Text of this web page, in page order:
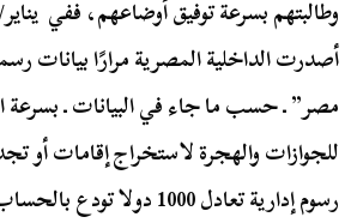
أصدرت الداخلية المصرية مرارًا بيانات
مصر” ـ حسب ما جاء في البيانات ـ بسرعة
للجوازات والهجرة لاستخراج إقامات أو
رسوم إدارية تعادل 1000